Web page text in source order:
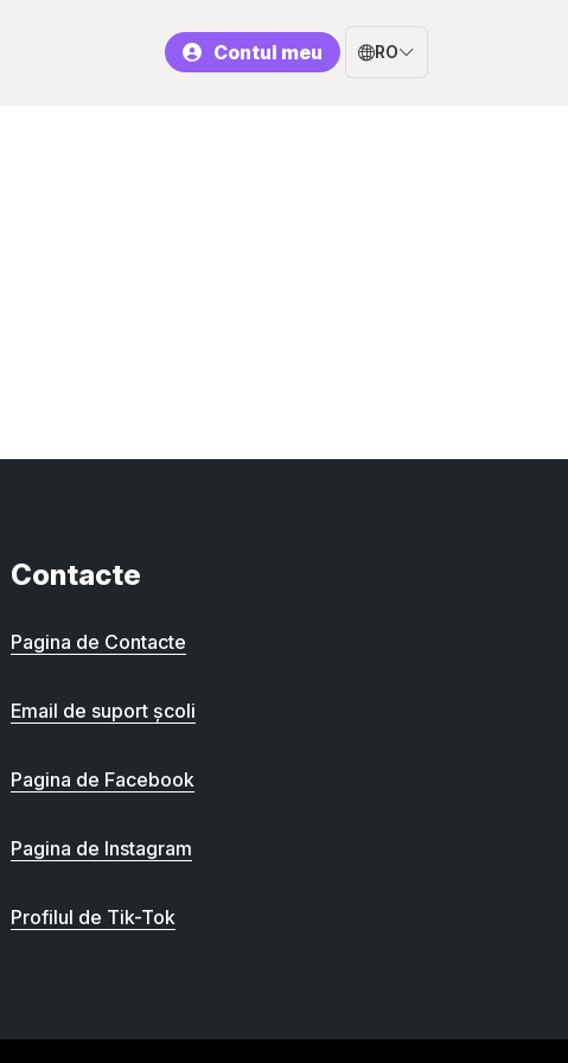
Contul meu RO
Contacte
Pagina de Contacte
Email de suport școli
Pagina de Facebook
Pagina de Instagram
Profilul de Tik-Tok